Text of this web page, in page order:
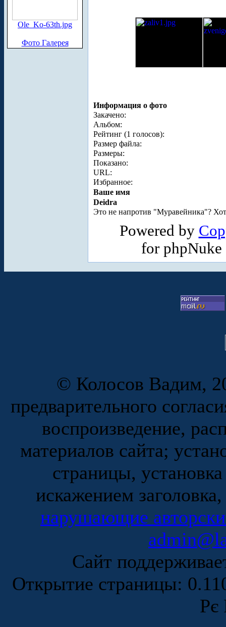
Ole_Ko-63th.jpg
Фото Галерея
Информация о фото
Закачено:
Альбом:
Рейтинг (1 голосов):
Размер файла:
Размеры:
Показано:
URL:
Избранное:
Ваше имя
Deidra
Это не напротив "Муравейника"?
Powered by
for
© Колосов Вадим,
предварительного
воспроизведение,
материалов сайта;
страницы,
искажением
нарушающие
Сайт
Открытие страницы:
Рє